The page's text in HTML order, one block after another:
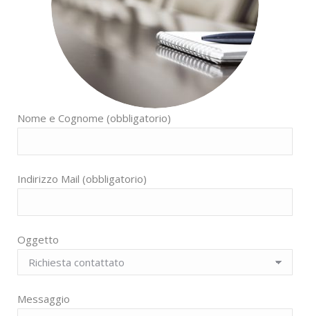
Nome e Cognome (obbligatorio)
Indirizzo Mail (obbligatorio)
Oggetto
Messaggio